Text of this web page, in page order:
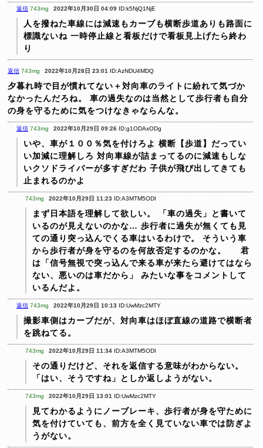
返信 743mg 2022年10月30日 04:09 ID:k5NjQ1NjE
人を撥ねた車線には減速もカーブも横断歩道ありも路面に
標識ないね 一時停止線と看板だけで看板見上げたら終わ
り
返信 743mg 2022年10月28日 23:01 ID:AzNDU4MDQ
夕暮れ時で目が慣れてない＋対向車のライトに紛れて気づか
なかったんだろね。
車の過失なのは当然として歩行者も自分
の身を守るために気をつけなきゃならんな。
返信 743mg 2022年10月29日 09:26 ID:g1ODAxODg
いや、車が１００％気を付けろよ 横断【歩道】だってい
い加減に理解しろ 対向車線が詰まってるのに減速もしな
いクソドライバーが多すぎだわ 子供が飛び出してきても
止まれるのかよ
743mg 2022年10月29日 11:23 ID:A3MTM5ODI
まず日本語を理解して欲しい。
「車の過失」と書いて
いるのが見えないのかな… 歩行者に過失が無くても見
ての通り突っ込んでくる車はいるわけで。
そういう車
から歩行者が身を守るのを何故否定するのかな。
君
は「信号無視で突っ込んで来る車が来たら避けてはなら
ない、悪いのは車だから」
みたいな事をコメントして
いるんだよ。
返信 743mg 2022年10月29日 10:13 ID:UwMzc2MTY
撮影車側はカーブだが、対向車はほぼ直線の道路で横断者
を跳ねてる。
743mg 2022年10月29日 11:34 ID:A3MTM5ODI
その通りだけど、それを返信する意味がわからない。
「はい、そうですね」としか返しようがない。
743mg 2022年10月29日 13:01 ID:UwMzc2MTY
見てわかるようにノーブレーキ、歩行者が身を守ために
気を付けていても、前方を全く見ていない車では防ぎよ
うがない。